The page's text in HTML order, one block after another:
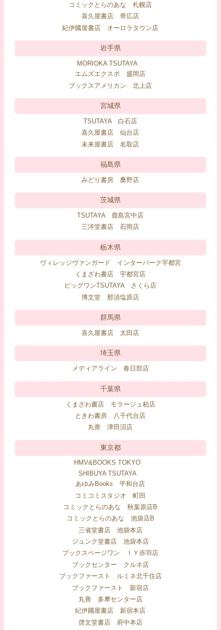
コミックとらのあな 札幌店
喜久屋書店 帯広店
紀伊國屋書店 オーロラタウン店
岩手県
MORIOKA TSUTAYA
エムズエクスポ 盛岡店
ブックスアメリカン 北上店
宮城県
TSUTAYA 白石店
喜久屋書店 仙台店
未来屋書店 名取店
福島県
みどり書房 桑野店
茨城県
TSUTAYA 鹿島宮中店
三洋堂書店 石岡店
栃木県
ヴィレッジヴァンガード インターパーク宇都宮
くまざわ書店 宇都宮店
ビッグワンTSUTAYA さくら店
博文堂 那須塩原店
群馬県
喜久屋書店 太田店
埼玉県
メディアライン 春日部店
千葉県
くまざわ書店 モラージュ柏店
ときわ書房 八千代台店
丸善 津田沼店
東京都
HMV&BOOKS TOKYO
SHIBUYA TSUTAYA
あゆみBooks 平和台店
コミコミスタジオ 町田
コミックとらのあな 秋葉原店B
コミックとらのあな 池袋店B
三省堂書店 池袋本店
ジュンク堂書店 池袋本店
ブックスページワン ＩＹ赤羽店
ブックセンター クルネ店
ブックファースト ルミネ北千住店
ブックファースト 新宿店
丸善 多摩センター店
紀伊國屋書店 新宿本店
啓文堂書店 府中本店